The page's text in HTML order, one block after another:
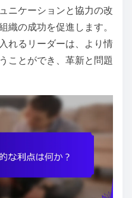
ニケーションと協力の改
織の成功を促進します。
れるリーダーは、より情
ことができ、革新と問題